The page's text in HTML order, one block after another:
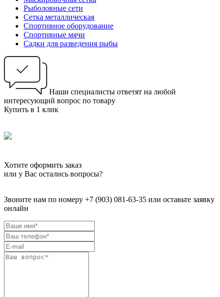
Рыболовные сети
Сетка металлическая
Спортивное оборудование
Спортивные мячи
Садки для разведения рыбы
Наши специалисты ответят на любой
интересующий вопрос по товару
Купить в 1 клик
Хотите оформить заказ
или у Вас остались вопросы?
Звоните нам по номеру +7 (903) 081-63-35 или оставьте заявку
онлайн